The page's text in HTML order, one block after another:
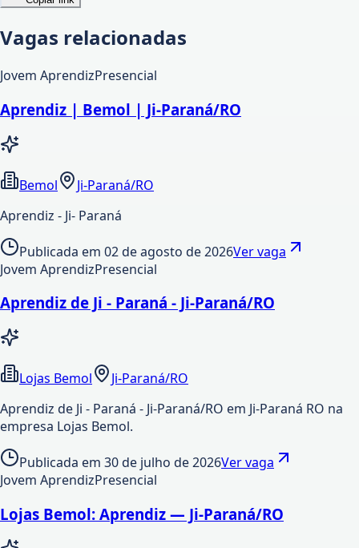
Vagas relacionadas
Jovem AprendizPresencial
Aprendiz | Bemol | Ji-Paraná/RO
Bemol
Ji-Paraná/RO
Aprendiz - Ji- Paraná
Publicada em 02 de agosto de 2026Ver vaga
Jovem AprendizPresencial
Aprendiz de Ji - Paraná - Ji-Paraná/RO
Lojas Bemol
Ji-Paraná/RO
Aprendiz de Ji - Paraná - Ji-Paraná/RO em Ji-Paraná RO na
empresa Lojas Bemol.
Publicada em 30 de julho de 2026Ver vaga
Jovem AprendizPresencial
Lojas Bemol: Aprendiz — Ji-Paraná/RO